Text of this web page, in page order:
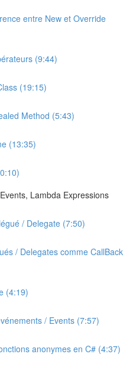
entre New et Override
(9:44)
(19:15)
Method (5:43)
(13:35)
Lambda Expressions
/ Delegate (7:50)
/ Delegates comme CallBack
(4:19)
/ Events (7:57)
anonymes en C# (4:37)